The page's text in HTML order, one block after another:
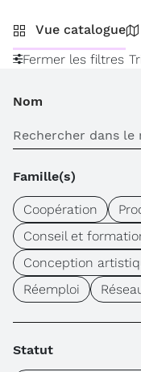
Vue catalogue
Fermer les filtres
Nom
Famille(s)
Coopération
Conseil et
Conception
Réemploi
Statut